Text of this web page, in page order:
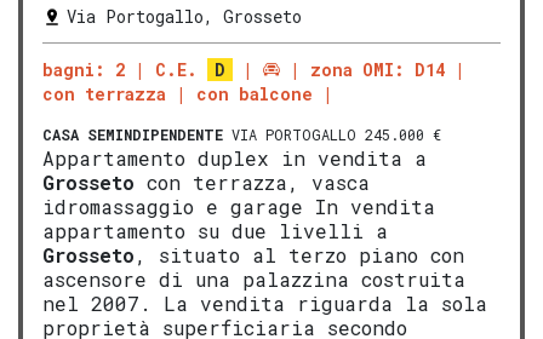
Via Portogallo, Grosseto
bagni: 2 C.E. D
zona OMI: D14
con terrazza
con balcone
CASA SEMINDIPENDENTE VIA PORTOGALLO 245.000 €
Appartamento duplex in vendita a
Grosseto con terrazza, vasca
idromassaggio e garage In vendita
appartamento su due livelli a
Grosseto, situato al terzo piano con
ascensore di una palazzina costruita
nel 2007. La vendita riguarda la sola
proprietà superficiaria secondo